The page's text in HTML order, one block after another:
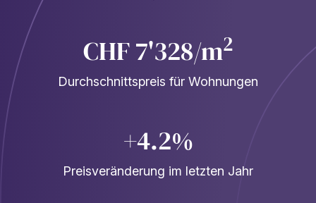
CHF 7'328/m2
Durchschnittspreis für Wohnungen
+4.2%
Preisveränderung im letzten Jahr